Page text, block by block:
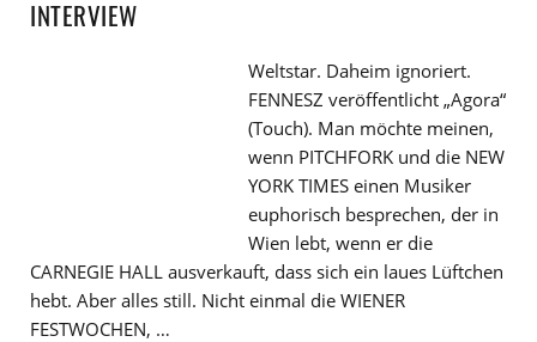
INTERVIEW
Weltstar. Daheim ignoriert.
FENNESZ veröffentlicht „Agora“
(Touch). Man möchte meinen,
wenn PITCHFORK und die NEW
YORK TIMES einen Musiker
euphorisch besprechen, der in
Wien lebt, wenn er die
CARNEGIE HALL ausverkauft, dass sich ein laues Lüftchen
hebt. Aber alles still. Nicht einmal die WIENER
FESTWOCHEN, …